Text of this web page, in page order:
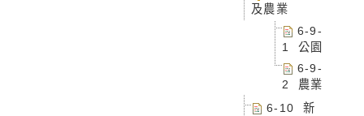
及農業
6-9-
1 公園
6-9-
2 農業
6-10 新